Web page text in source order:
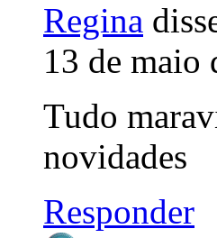
Regina
13 de maio
Tudo
novidades
Responder